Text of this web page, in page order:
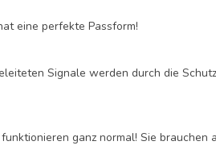
eine perfekte Passform!
Signale werden durch die
ganz normal! Sie brauchen